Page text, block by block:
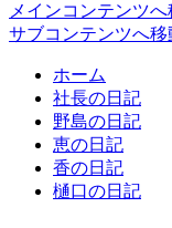
メインコンテンツへ
サブコンテンツへ移
ホーム
社長の日記
野島の日記
恵の日記
香の日記
樋口の日記